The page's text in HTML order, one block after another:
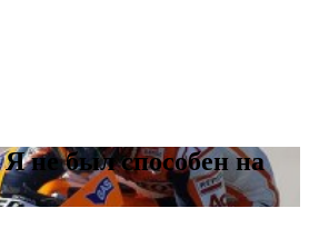
не был способен на